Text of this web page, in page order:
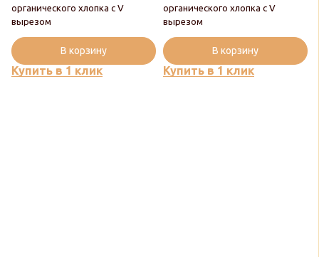
органического хлопка с V
вырезом
Купить в 1 клик
В корзину
органического хлопка с V
вырезом
Купить в 1 клик
В корзину